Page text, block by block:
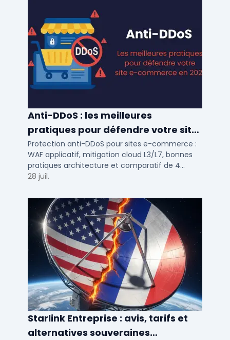
Anti-DDoS : les meilleures
pratiques pour défendre votre site
e-commerce en 2025
Protection anti-DDoS pour sites e-commerce :
WAF applicatif, mitigation cloud L3/L7, bonnes
pratiques architecture et comparatif de 4
solutions testees par des DSI en 2025.
28 juil.
Starlink Entreprise : avis, tarifs et
alternatives souveraines